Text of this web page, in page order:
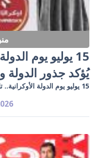
15 يوليو يوم
يُؤكد جذور الدولة
15 يوليو يوم الدولة الأوكرانية.. تاريخ يُؤكد جذور الدولة واستمرارها